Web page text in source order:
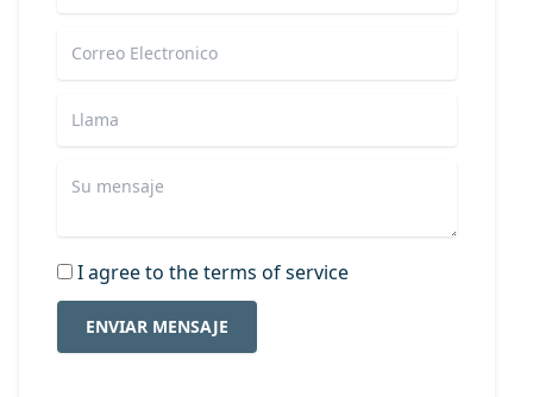
I agree to the terms of service
ENVIAR MENSAJE